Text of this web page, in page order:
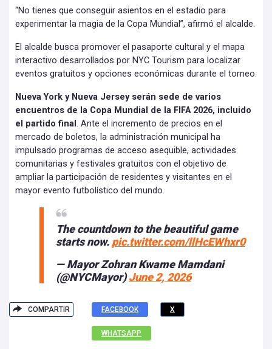
“No tienes que conseguir asientos en el estadio para
experimentar la magia de la Copa Mundial”, afirmó el alcalde.
El alcalde busca promover el pasaporte cultural y el mapa
interactivo desarrollados por NYC Tourism para localizar
eventos gratuitos y opciones económicas durante el torneo.
Nueva York y Nueva Jersey serán sede de varios
encuentros de la Copa Mundial de la FIFA 2026, incluido
el partido final . Ante el incremento de precios en el
mercado de boletos, la administración municipal ha
impulsado programas de acceso asequible, actividades
comunitarias y festivales gratuitos con el objetivo de
ampliar la participación de residentes y visitantes en el
mayor evento futbolístico del mundo.
The countdown to the beautiful game
starts now. pic.twitter.com/llHcEWhxr0
— Mayor Zohran Kwame Mamdani
(@NYCMayor)June 2, 2026
COMPARTIR FACEBOOK X
WHATSAPP